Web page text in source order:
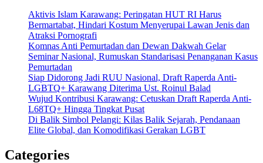
Aktivis Islam Karawang: Peringatan HUT RI Harus
Bermartabat, Hindari Kostum Menyerupai Lawan Jenis dan
Atraksi Pornografi
Komnas Anti Pemurtadan dan Dewan Dakwah Gelar
Seminar Nasional, Rumuskan Standarisasi Penanganan Kasus
Pemurtadan
Siap Didorong Jadi RUU Nasional, Draft Raperda Anti-
LGBTQ+ Karawang Diterima Ust. Roinul Balad
Wujud Kontribusi Karawang: Cetuskan Draft Raperda Anti-
L68TQ+ Hingga Tingkat Pusat
Di Balik Simbol Pelangi: Kilas Balik Sejarah, Pendanaan
Elite Global, dan Komodifikasi Gerakan LGBT
Categories